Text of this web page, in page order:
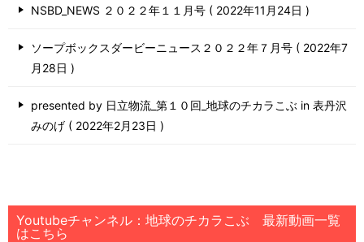
NSBD_NEWS ２０２２年１１月号 2022年11月24日
ソープボックスダービーニュース２０２２年７月号
2022年7
月28日
presented by 日立物流_第１０回_地球のチカラこぶ in 表丹沢
みのげ
2022年2月23日
Youtubeチャンネル：地球のチカラこぶ 最新動画一覧
はこちら